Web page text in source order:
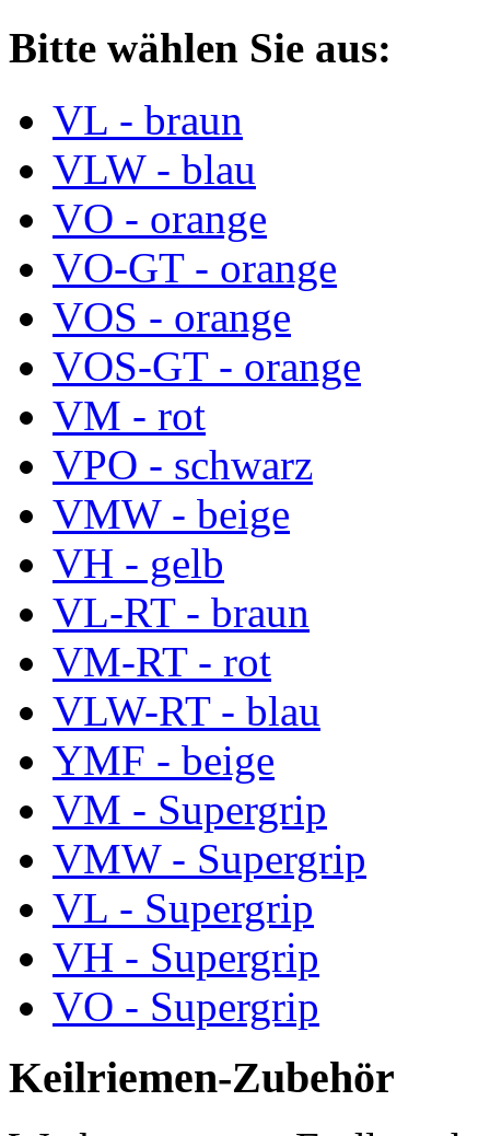
Bitte wählen Sie aus:
VL - braun
VLW - blau
VO - orange
VO-GT - orange
VOS - orange
VOS-GT - orange
VM - rot
VPO - schwarz
VMW - beige
VH - gelb
VL-RT - braun
VM-RT - rot
VLW-RT - blau
YMF - beige
VM - Supergrip
VMW - Supergrip
VL - Supergrip
VH - Supergrip
VO - Supergrip
Keilriemen-Zubehör